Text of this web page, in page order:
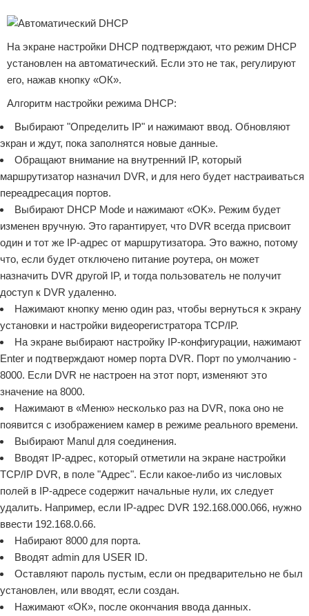
На экране настройки DHCP подтверждают, что режим DHCP
установлен на автоматический. Если это не так, регулируют
его, нажав кнопку «ОК».
Алгоритм настройки режима DHCP:
Выбирают "Определить IP" и нажимают ввод. Обновляют
экран и ждут, пока заполнятся новые данные.
Обращают внимание на внутренний IP, который
маршрутизатор назначил DVR, и для него будет настраиваться
переадресация портов.
Выбирают DHCP Mode и нажимают «OK». Режим будет
изменен вручную. Это гарантирует, что DVR всегда присвоит
один и тот же IP-адрес от маршрутизатора. Это важно, потому
что, если будет отключено питание роутера, он может
назначить DVR другой IP, и тогда пользователь не получит
доступ к DVR удаленно.
Нажимают кнопку меню один раз, чтобы вернуться к экрану
установки и настройки видеорегистратора TCP/IP.
На экране выбирают настройку IP-конфигурации, нажимают
Enter и подтверждают номер порта DVR. Порт по умолчанию -
8000. Если DVR не настроен на этот порт, изменяют это
значение на 8000.
Нажимают в «Меню» несколько раз на DVR, пока оно не
появится с изображением камер в режиме реального времени.
Выбирают Manul для соединения.
Вводят IP-адрес, который отметили на экране настройки
TCP/IP DVR, в поле "Адрес". Если какое-либо из числовых
полей в IP-адресе содержит начальные нули, их следует
удалить. Например, если IP-адрес DVR 192.168.000.066, нужно
ввести 192.168.0.66.
Набирают 8000 для порта.
Вводят admin для USER ID.
Оставляют пароль пустым, если он предварительно не был
установлен, или вводят, если создан.
Нажимают «ОК», после окончания ввода данных.